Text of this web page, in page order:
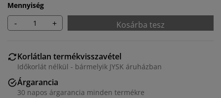
Mennyiség
- + Kosárba tesz
Korlátlan termékvisszavétel
Időkorlát nélkül - bármelyik JYSK áruházban
Árgarancia
30 napos árgarancia minden termékre